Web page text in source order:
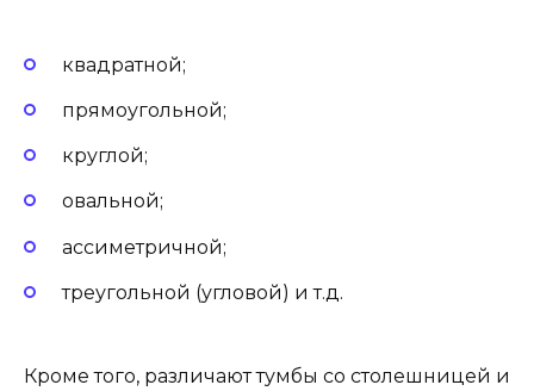
квадратной;
прямоугольной;
круглой;
овальной;
ассиметричной;
треугольной (угловой) и т.д.
Кроме того, различают тумбы со столешницей и